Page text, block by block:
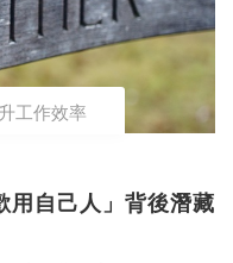
工作效率
用自己人」背後潛藏